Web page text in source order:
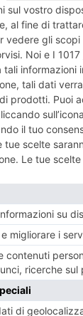
POST RECENTI